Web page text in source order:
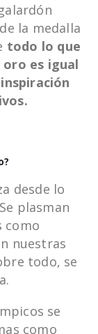
la medalla
todo lo que
oro es igual
desde lo
plasman
como
nuestras
todo, se
se
como